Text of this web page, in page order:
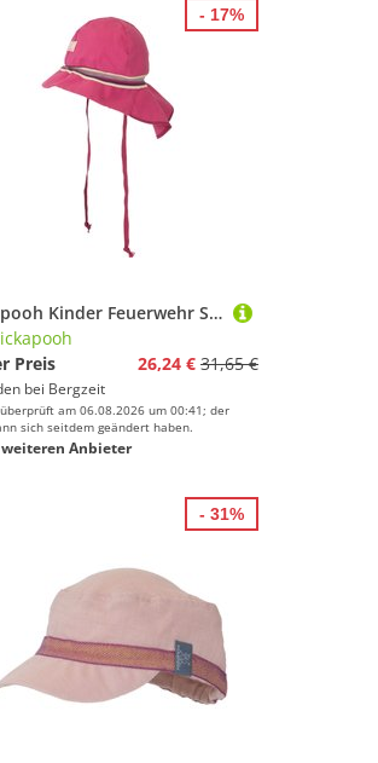
Pickapooh Kinder Feuerwehr Strick Hut
Preis
26,24 € 31,65 €
bei Bergzeit
am 06.08.2026 um 00:41; der
sich seitdem geändert haben.
weiteren Anbieter
- 17%
- 31%